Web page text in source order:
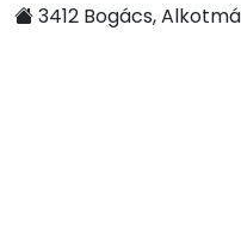
3412 Bogács,